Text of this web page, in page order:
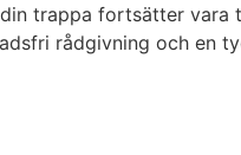
trappa fortsätter vara
rådgivning och en